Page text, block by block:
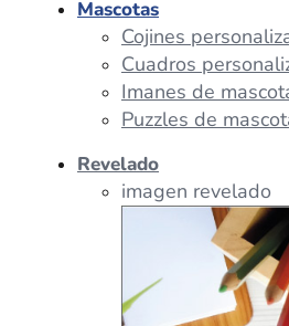
Mascotas
Cojines
Cuadros
Imanes de
Puzzles de
Revelado
imagen revelado